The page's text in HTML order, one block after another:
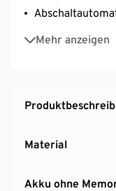
Mehr anzeigen
Digitale Anzeige
Taste für eine
Material
Akku ohne